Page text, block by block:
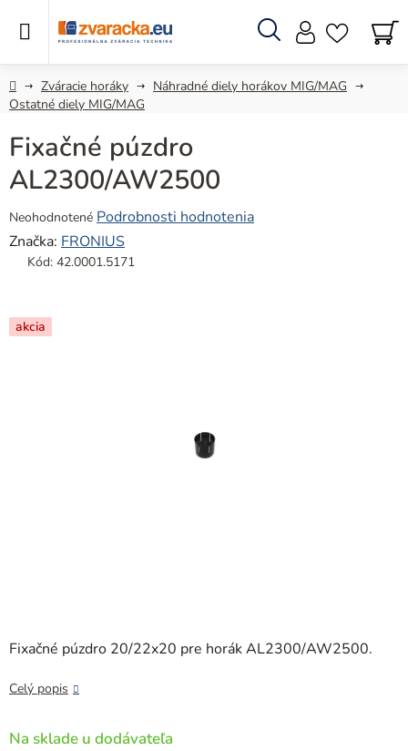
Hľadať
DomovZváracie horáky
Náhradné diely horákov MIG/MAG
Ostatné diely MIG/MAG
Fixačné púzdro 20/22x20 pre horák AL2300/AW2500.
Celý popis
Na sklade u dodávateľa
Fixačné púzdro
AL2300/AW2500
Priemerné
hodnotenie
produktu
z
5
Neohodnotené Podrobnosti hodnotenia
Značka: FRONIUS
Kód: 42.0001.5171
akcia